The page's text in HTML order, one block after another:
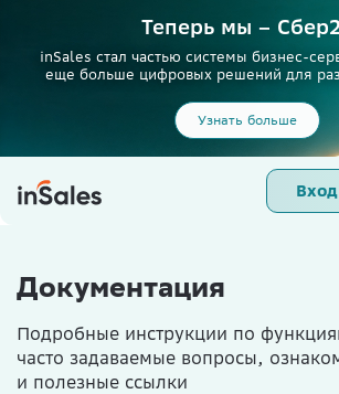
Теперь мы –
inSales стал частью системы бизнес-
еще больше цифровых решений для
Узнать больше
Вход
Документация
Подробные инструкции по
часто задаваемые вопросы,
и полезные ссылки